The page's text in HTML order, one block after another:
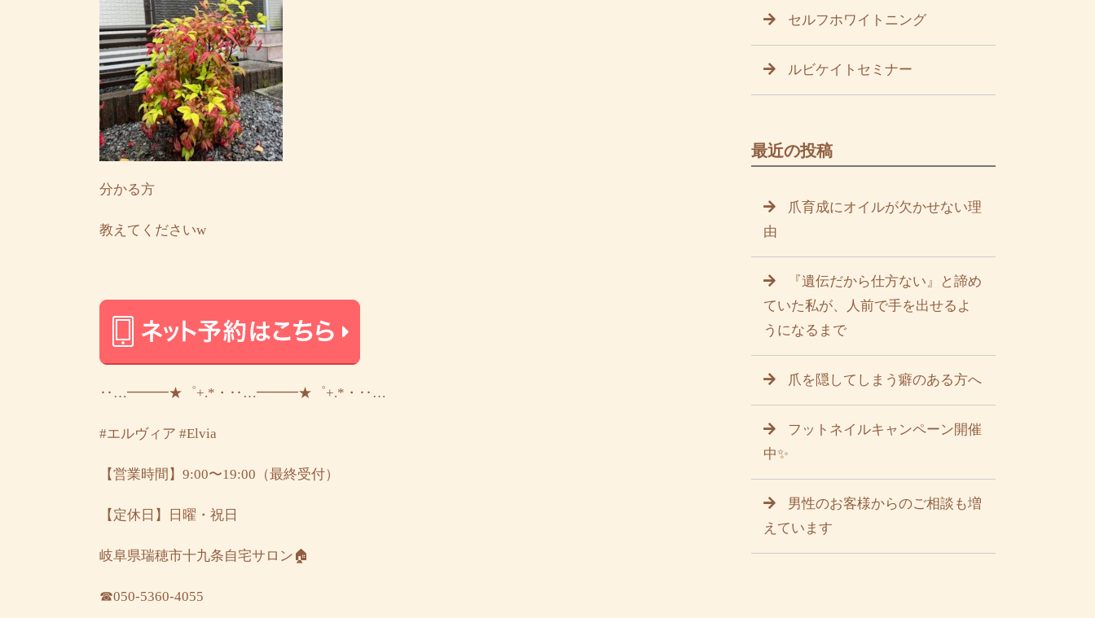
分かる方
教えてくださいw
‥…━━━★゜+.*・‥…━━━★゜+.*・‥…
#エルヴィア #Elvia
【営業時間】9:00〜19:00（最終受付）
【定休日】日曜・祝日
岐阜県瑞穂市十九条自宅サロン🏠
☎︎050-5360-4055
セルフホワイトニング
ルビケイトセミナー
最近の投稿
爪育成にオイルが欠かせない理
由
『遺伝だから仕方ない』と諦め
ていた私が、人前で手を出せるよ
うになるまで
爪を隠してしまう癖のある方へ
フットネイルキャンペーン開催
中✨
男性のお客様からのご相談も増
えています